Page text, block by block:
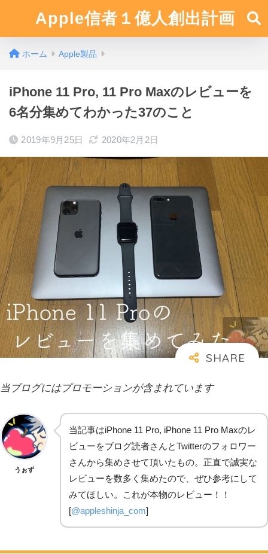
Apple信者１億人創出計画
ホーム Apple製品
iPhone 11 Pro, 11 Pro Maxのレビューを
6名分集めてわかった37のこと
2019年9月25日 2020年2月2日
当ブログにはプロモーションが含まれています
うぉず
当記事はiPhone 11 Pro, iPhone 11 Pro Maxのレ
ビューをブログ読者さんとTwitterのフォロワー
さんから集めさせて頂いたもの。正直で誠実な
レビューを数多く集めたので、ぜひ参考にして
みてほしい。これが本物のレビュー！！
[@appleshinja_com]